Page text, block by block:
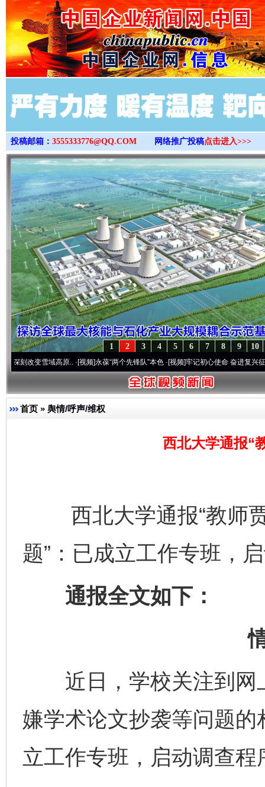
>
投稿邮箱： 3555333776@QQ.COM 网络推广投稿点击进入>>>
10
9
8
7
6
5
4
3
2
1
变雪域高原..·[视频]永葆“两个先锋队”本色·[视频]牢记初心使命 奋进复兴征程丨宝
首页 » 舆情/呼声/维权
西北大学通报“
西北大学通报“教师贾
题”：已成立工作专班，
通报全文如下：
近日，学校关注到网
嫌学术论文抄袭等问题
立工作专班，启动调查程